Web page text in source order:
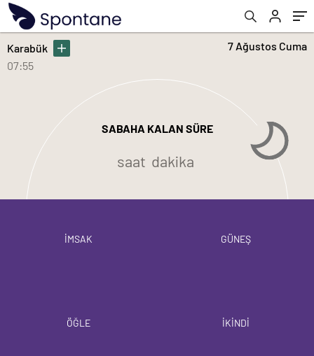
Karabük
07:55
SABAHA KALAN SÜRE
saat dakika
7 Ağustos Cuma
İMSAK GÜNEŞ
ÖĞLE İKİNDİ